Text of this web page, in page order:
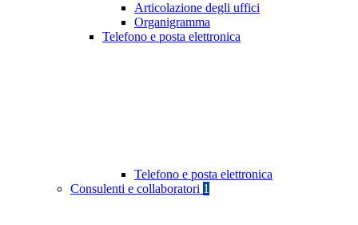
Articolazione degli uffici
Organigramma
Telefono e posta elettronica
Telefono e posta elettronica
Consulenti e collaboratori 1